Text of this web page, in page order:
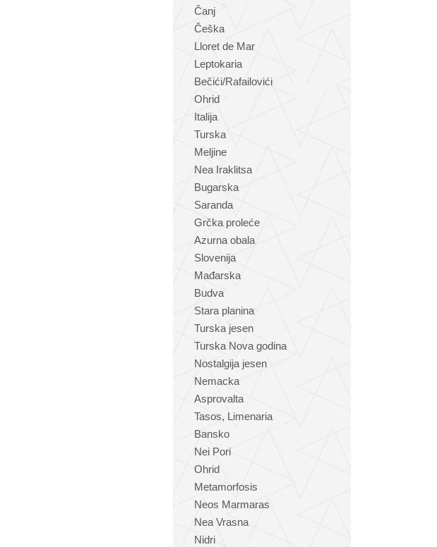
Čanj
Češka
Lloret de Mar
Leptokaria
Bečići/Rafailovići
Ohrid
Italija
Turska
Meljine
Nea Iraklitsa
Bugarska
Saranda
Grčka proleće
Azurna obala
Slovenija
Mađarska
Budva
Stara planina
Turska jesen
Turska Nova godina
Nostalgija jesen
Nemacka
Asprovalta
Tasos, Limenaria
Bansko
Nei Pori
Ohrid
Metamorfosis
Neos Marmaras
Nea Vrasna
Nidri